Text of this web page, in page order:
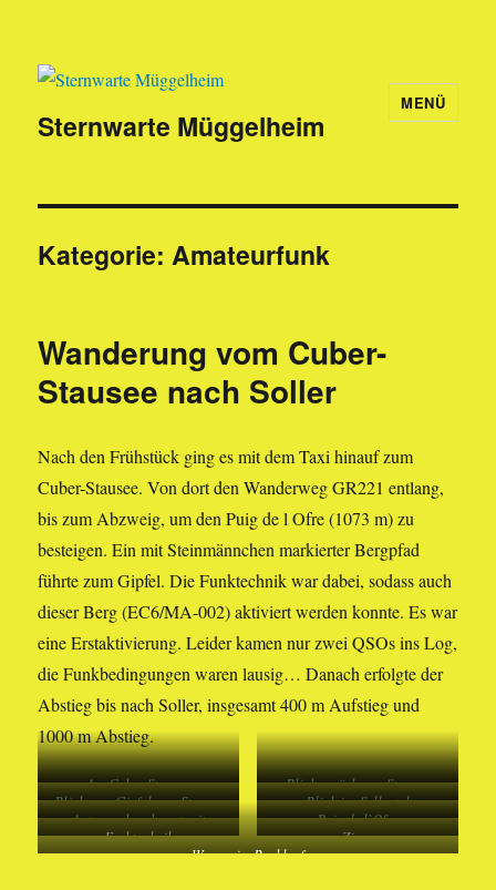
Sternwarte Müggelheim
MENÜ
Kategorie:Amateurfunk
Wanderung vom Cuber-
Stausee nach Soller
Nach den Frühstück ging es mit dem Taxi hinauf zum
Cuber-Stausee. Von dort den Wanderweg GR221 entlang,
bis zum Abzweig, um den Puig de l Ofre (1073 m) zu
besteigen. Ein mit Steinmännchen markierter Bergpfad
führte zum Gipfel. Die Funktechnik war dabei, sodass auch
dieser Berg (EC6/MA-002) aktiviert werden konnte. Es war
eine Erstaktivierung. Leider kamen nur zwei QSOs ins Log,
die Funkbedingungen waren lausig… Danach erfolgte der
Abstieg bis nach Soller, insgesamt 400 m Aufstieg und
1000 m Abstieg.
Am Cuber-Stausee
Blick zurück zum Stausee
Blick vom Gipfel zum Stausee
Blick ins Sollertal
Antenne, beschwert mit
Steinen
Puig de l`Ofre
Funktechnik
Ziege
Wasser im Bachlauf